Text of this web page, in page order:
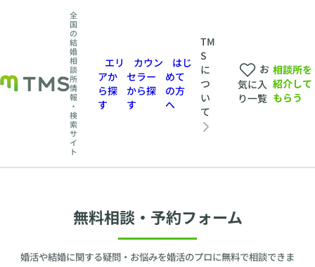
全
国
の
結
婚
相
談
所
情
報
・
検
索
サ
イ
ト
エリ
アか
ら探
す
カウン
セラー
から探
す
はじ
めて
の方
へ
TM
S
に
つ
い
て
お
気に入
り一覧
相談所を
紹介して
もらう
無料相談・予約フォーム
婚活や結婚に関する疑問・お悩みを婚活のプロに無料で相談できま